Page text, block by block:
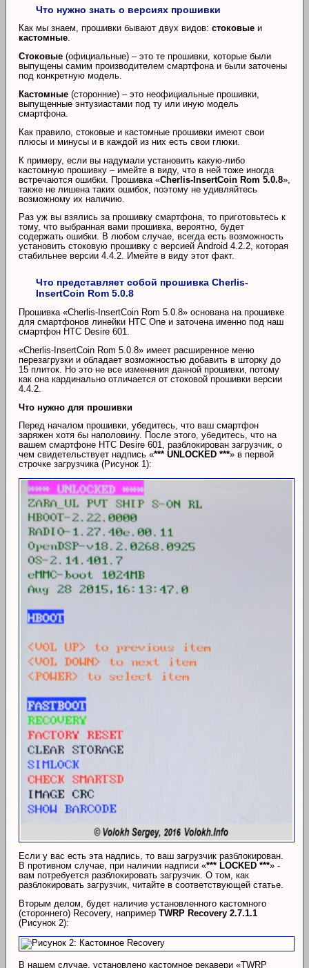
Что нужно знать о версиях прошивки
Как мы знаем, прошивки бывают двух видов: стоковые и
кастомные.
Стоковые (официальные) – это те прошивки, которые были
выпущены самим производителем смартфона и были заточены
под конкретную модель.
Кастомные (сторонние) – это неофициальные прошивки,
выпущенные энтузиастами под ту или иную модель
смартфона.
Как правило, стоковые и кастомные прошивки имеют свои
плюсы и минусы и в каждой из них есть свои глюки.
К примеру, если вы надумали установить какую-либо
кастомную прошивку – имейте в виду, что в ней тоже иногда
встречаются ошибки. Прошивка «Cherlis-InsertCoin Rom 5.0.8»,
также не лишена таких ошибок, поэтому не удивляйтесь
возможному их наличию.
Раз уж вы взялись за прошивку смартфона, то приготовьтесь к
тому, что выбранная вами прошивка, вероятно, будет
содержать ошибки. В любом случае, всегда есть возможность
установить стоковую прошивку с версией Android 4.2.2, которая
стабильнее версии 4.4.2. Имейте в виду этот факт.
Что представляет собой прошивка Cherlis-
InsertCoin Rom 5.0.8
Прошивка «Cherlis-InsertCoin Rom 5.0.8» основана на прошивке
для смартфонов линейки HTC One и заточена именно под наш
смартфон HTC Desire 601.
«Cherlis-InsertCoin Rom 5.0.8» имеет расширенное меню
перезагрузки и обладает возможностью добавить в шторку до
15 плиток. Но это не все изменения данной прошивки, потому
как она кардинально отличается от стоковой прошивки версии
4.4.2.
Что нужно для прошивки
Перед началом прошивки, убедитесь, что ваш смартфон
заряжен хотя бы наполовину. После этого, убедитесь, что на
вашем смартфоне HTC Desire 601, разблокирован загрузчик, о
чем свидетельствует надпись «*** UNLOCKED ***» в первой
строчке загрузчика (Рисунок 1):
Если у вас есть эта надпись, то ваш загрузчик разблокирован.
В противном случае, при наличии надписи «*** LOCKED ***» -
вам потребуется разблокировать загрузчик. О том, как
разблокировать загрузчик, читайте в соответствующей статье.
Вторым делом, будет наличие установленного кастомного
(стороннего) Recovery, например TWRP Recovery 2.7.1.1
(Рисунок 2):
В нашем случае, установлено кастомное рекавери «TWRP